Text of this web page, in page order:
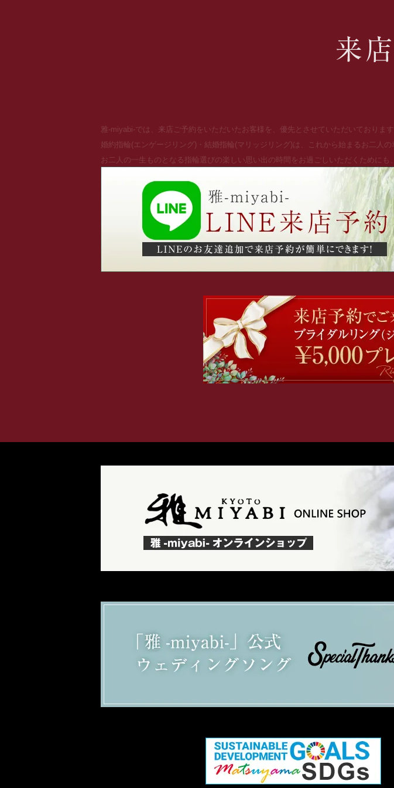
雅-miyabi-では、来店ご予約をいただいたお客様を、優先とさせていただいております
婚約指輪(エンゲージリング)・結婚指輪(マリッジリング)は、これから始まるお二人
お二人の一生ものとなる指輪選びの楽しい思い出の時間をお過ごしいただくためにも